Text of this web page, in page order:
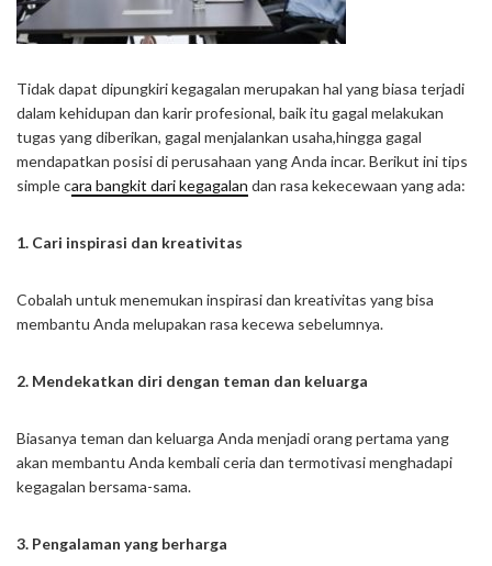
Tidak dapat dipungkiri kegagalan merupakan hal yang biasa terjadi
dalam kehidupan dan karir profesional, baik itu gagal melakukan
tugas yang diberikan, gagal menjalankan usaha,hingga gagal
mendapatkan posisi di perusahaan yang Anda incar. Berikut ini tips
simple cara bangkit dari kegagalan dan rasa kekecewaan yang ada:
1. Cari inspirasi dan kreativitas
Cobalah untuk menemukan inspirasi dan kreativitas yang bisa
membantu Anda melupakan rasa kecewa sebelumnya.
2. Mendekatkan diri dengan teman dan keluarga
Biasanya teman dan keluarga Anda menjadi orang pertama yang
akan membantu Anda kembali ceria dan termotivasi menghadapi
kegagalan bersama-sama.
3. Pengalaman yang berharga